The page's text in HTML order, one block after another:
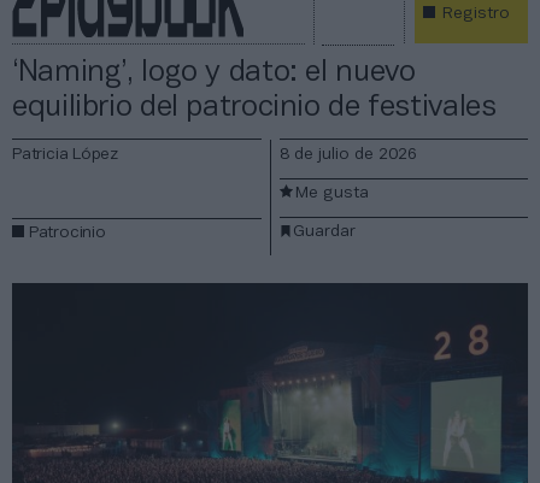
Registro
‘Naming’, logo y dato: el nuevo
equilibrio del patrocinio de festivales
Patricia López
Patrocinio
8 de julio de 2026
Guardar
Me gusta